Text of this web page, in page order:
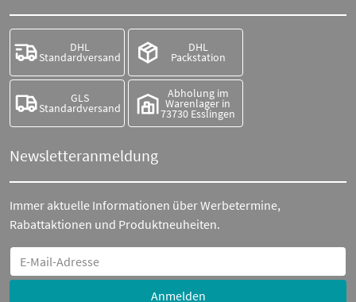
DHL
Standardversand
DHL
Packstation
GLS
Standardversand
Abholung im
Warenlager in
73730 Esslingen
Newsletteranmeldung
Immer aktuelle Informationen über Werbetermine,
Rabattaktionen und Produktneuheiten.
Anmelden